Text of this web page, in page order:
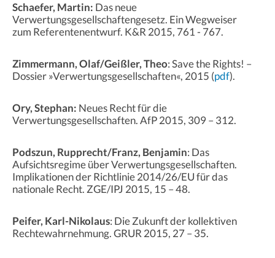
Schaefer, Martin: Das neue
Verwertungsgesellschaftengesetz. Ein Wegweiser
zum Referentenentwurf. K&R 2015, 761 - 767.
Zimmermann, Olaf/Geißler, Theo: Save the Rights! –
Dossier »Verwertungsgesellschaften«, 2015 (pdf).
Ory, Stephan: Neues Recht für die
Verwertungsgesellschaften. AfP 2015, 309 – 312.
Podszun, Rupprecht/Franz, Benjamin: Das
Aufsichtsregime über Verwertungsgesellschaften.
Implikationen der Richtlinie 2014/26/EU für das
nationale Recht. ZGE/IPJ 2015, 15 – 48.
Peifer, Karl-Nikolaus: Die Zukunft der kollektiven
Rechtewahrnehmung. GRUR 2015, 27 – 35.